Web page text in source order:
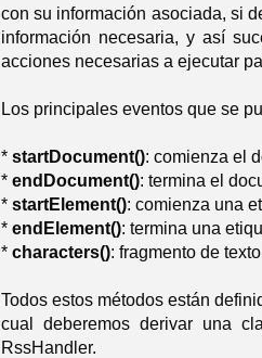
con su información asociada, si
información necesaria, y así
acciones necesarias a ejecutar
Los principales eventos que se
* startDocument(): comienza el
* endDocument(): termina el
* startElement(): comienza una
* endElement(): termina una
* characters(): fragmento de
Todos estos métodos están
cual deberemos derivar una
RssHandler.